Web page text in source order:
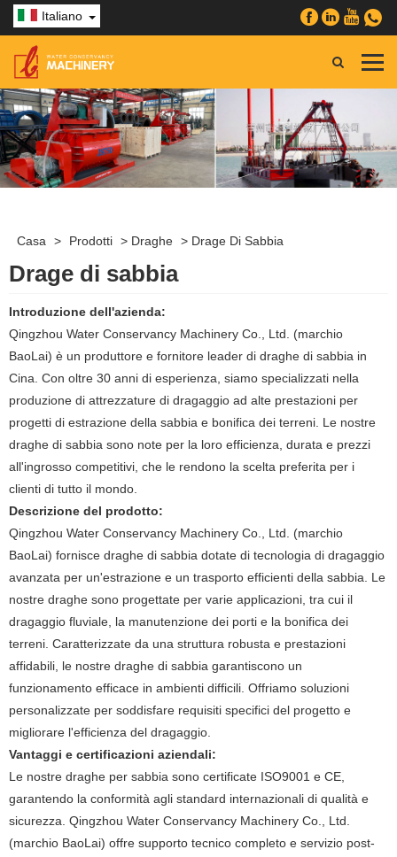
Italiano
Casa > Prodotti > Draghe > Drage Di Sabbia
Drage di sabbia
Introduzione dell'azienda:
Qingzhou Water Conservancy Machinery Co., Ltd. (marchio
BaoLai) è un produttore e fornitore leader di draghe di sabbia in
Cina. Con oltre 30 anni di esperienza, siamo specializzati nella
produzione di attrezzature di dragaggio ad alte prestazioni per
progetti di estrazione della sabbia e bonifica dei terreni. Le nostre
draghe di sabbia sono note per la loro efficienza, durata e prezzi
all'ingrosso competitivi, che le rendono la scelta preferita per i
clienti di tutto il mondo.
Descrizione del prodotto:
Qingzhou Water Conservancy Machinery Co., Ltd. (marchio
BaoLai) fornisce draghe di sabbia dotate di tecnologia di dragaggio
avanzata per un'estrazione e un trasporto efficienti della sabbia. Le
nostre draghe sono progettate per varie applicazioni, tra cui il
dragaggio fluviale, la manutenzione dei porti e la bonifica dei
terreni. Caratterizzate da una struttura robusta e prestazioni
affidabili, le nostre draghe di sabbia garantiscono un
funzionamento efficace in ambienti difficili. Offriamo soluzioni
personalizzate per soddisfare requisiti specifici del progetto e
migliorare l'efficienza del dragaggio.
Vantaggi e certificazioni aziendali:
Le nostre draghe per sabbia sono certificate ISO9001 e CE,
garantendo la conformità agli standard internazionali di qualità e
sicurezza. Qingzhou Water Conservancy Machinery Co., Ltd.
(marchio BaoLai) offre supporto tecnico completo e servizio post-